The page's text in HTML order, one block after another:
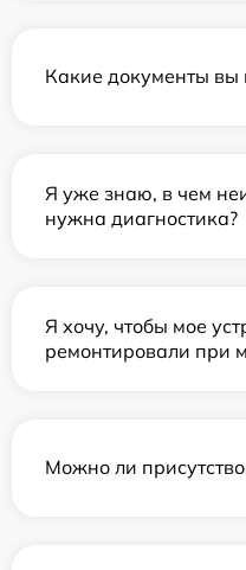
Какие документы вы
Я уже знаю, в чем
нужна диагностика?
Я хочу, чтобы мое
ремонтировали при
Можно ли